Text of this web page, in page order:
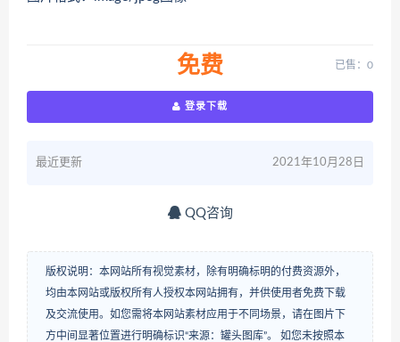
免费 已售：0
登录下载
最近更新 2021年10月28日
QQ咨询
版权说明：本网站所有视觉素材，除有明确标明的付费资源外，
均由本网站或版权所有人授权本网站拥有，并供使用者免费下载
及交流使用。如您需将本网站素材应用于不同场景，请在图片下
方中间显著位置进行明确标识“来源：罐头图库”。 如您未按照本